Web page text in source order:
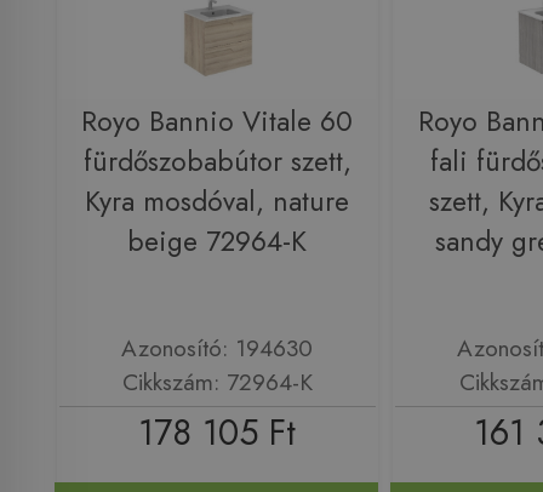
Royo Bannio Vitale 60
fürdőszobabútor szett,
Kyra mosdóval, nature
beige 72964-K
Azonosító: 194630
Cikkszám: 72964-K
178 105 Ft
Royo
fali
szett,
sandy
161